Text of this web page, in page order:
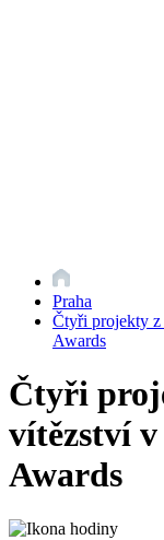
Praha
Čtyři projekty z
Awards
Čtyři
vítězství
Awards